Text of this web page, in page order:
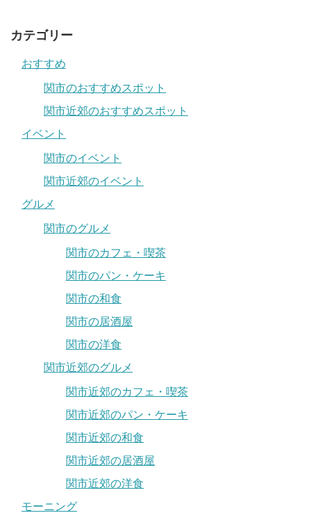
カテゴリー
おすすめ
関市のおすすめスポット
関市近郊のおすすめスポット
イベント
関市のイベント
関市近郊のイベント
グルメ
関市のグルメ
関市のカフェ・喫茶
関市のパン・ケーキ
関市の和食
関市の居酒屋
関市の洋食
関市近郊のグルメ
関市近郊のカフェ・喫茶
関市近郊のパン・ケーキ
関市近郊の和食
関市近郊の居酒屋
関市近郊の洋食
モーニング